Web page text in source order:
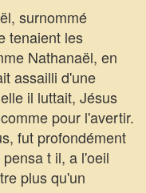
surnommé
tenaient les
Nathanaël, en
assailli d'une
il luttait, Jésus
pour l'avertir.
fut profondément
t il, a l'oeil
plus qu'un